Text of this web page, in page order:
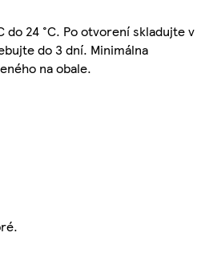
24 °C. Po otvorení skladujte v
do 3 dní. Minimálna
na obale.